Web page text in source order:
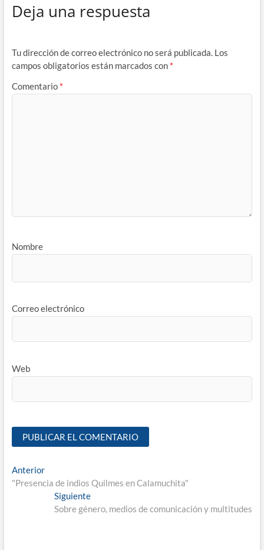
Deja una respuesta
Tu dirección de correo electrónico no será publicada. Los
campos obligatorios están marcados con *
Comentario *
Nombre
Correo electrónico
Web
Anterior
"Presencia de indios Quilmes en Calamuchita"
Siguiente
Sobre género, medios de comunicación y multitudes